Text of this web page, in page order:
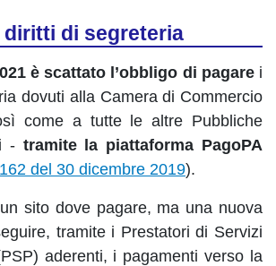
diritti di segreteria
è scattato l’obbligo di pagarei
dovuti alla Camera di Commercio
come a tutte le altre Pubbliche
- tramite la piattaforma PagoPA
del 30 dicembre 2019).
sito dove pagare, ma una nuova
tramite i Prestatori di Servizi
aderenti, i pagamenti verso la